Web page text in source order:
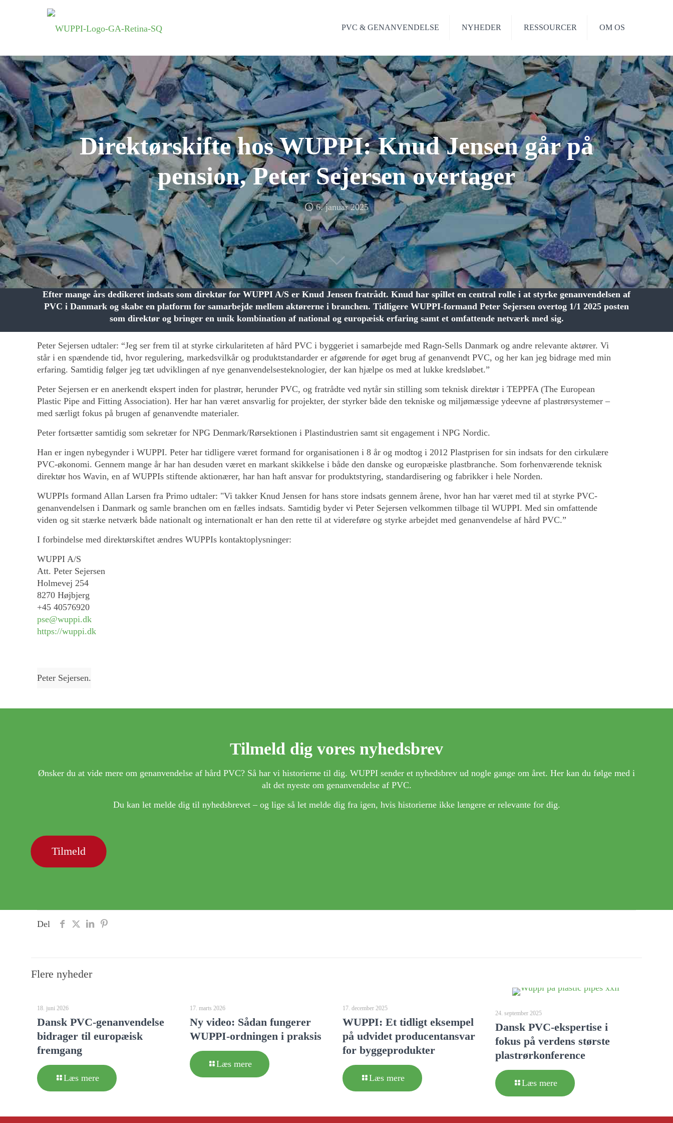
PVC & GENANVENDELSE NYHEDER RESSOURCER OM OS
Direktørskifte hos WUPPI: Knud Jensen går på
pension, Peter Sejersen overtager
6. januar 2025
Efter mange års dedikeret indsats som direktør for WUPPI A/S er Knud Jensen fratrådt. Knud har spillet en central rolle i at styrke genanvendelsen af
PVC i Danmark og skabe en platform for samarbejde mellem aktørerne i branchen. Tidligere WUPPI-formand Peter Sejersen overtog 1/1 2025 posten
som direktør og bringer en unik kombination af national og europæisk erfaring samt et omfattende netværk med sig.
Peter Sejersen udtaler: “Jeg ser frem til at styrke cirkulariteten af hård PVC i byggeriet i samarbejde med Ragn-Sells Danmark og andre relevante aktører. Vi
står i en spændende tid, hvor regulering, markedsvilkår og produktstandarder er afgørende for øget brug af genanvendt PVC, og her kan jeg bidrage med min
erfaring. Samtidig følger jeg tæt udviklingen af nye genanvendelsesteknologier, der kan hjælpe os med at lukke kredsløbet.”
Peter Sejersen er en anerkendt ekspert inden for plastrør, herunder PVC, og fratrådte ved nytår sin stilling som teknisk direktør i TEPPFA (The European
Plastic Pipe and Fitting Association). Her har han været ansvarlig for projekter, der styrker både den tekniske og miljømæssige ydeevne af plastrørsystemer –
med særligt fokus på brugen af genanvendte materialer.
Peter fortsætter samtidig som sekretær for NPG Denmark/Rørsektionen i Plastindustrien samt sit engagement i NPG Nordic.
Han er ingen nybegynder i WUPPI. Peter har tidligere været formand for organisationen i 8 år og modtog i 2012 Plastprisen for sin indsats for den cirkulære
PVC-økonomi. Gennem mange år har han desuden været en markant skikkelse i både den danske og europæiske plastbranche. Som forhenværende teknisk
direktør hos Wavin, en af WUPPIs stiftende aktionærer, har han haft ansvar for produktstyring, standardisering og fabrikker i hele Norden.
WUPPIs formand Allan Larsen fra Primo udtaler: "Vi takker Knud Jensen for hans store indsats gennem årene, hvor han har været med til at styrke PVC-
genanvendelsen i Danmark og samle branchen om en fælles indsats. Samtidig byder vi Peter Sejersen velkommen tilbage til WUPPI. Med sin omfattende
viden og sit stærke netværk både nationalt og internationalt er han den rette til at videreføre og styrke arbejdet med genanvendelse af hård PVC.”
I forbindelse med direktørskiftet ændres WUPPIs kontaktoplysninger:
WUPPI A/S
Att. Peter Sejersen
Holmevej 254
8270 Højbjerg
+45 40576920
pse@wuppi.dk
https://wuppi.dk
Peter Sejersen.
Tilmeld dig vores nyhedsbrev
Ønsker du at vide mere om genanvendelse af hård PVC? Så har vi historierne til dig. WUPPI sender et nyhedsbrev ud nogle gange om året. Her kan du følge med i
alt det nyeste om genanvendelse af PVC.
Du kan let melde dig til nyhedsbrevet – og lige så let melde dig fra igen, hvis historierne ikke længere er relevante for dig.
Tilmeld
Del
Flere nyheder
18. juni 2026
Dansk PVC-genanvendelse
bidrager til europæisk
fremgang
Læs mere
17. marts 2026
Ny video: Sådan fungerer
WUPPI-ordningen i praksis
Læs mere
17. december 2025
WUPPI: Et tidligt eksempel
på udvidet producentansvar
for byggeprodukter
Læs mere
24. september 2025
Dansk PVC-ekspertise i
fokus på verdens største
plastrørkonference
Læs mere